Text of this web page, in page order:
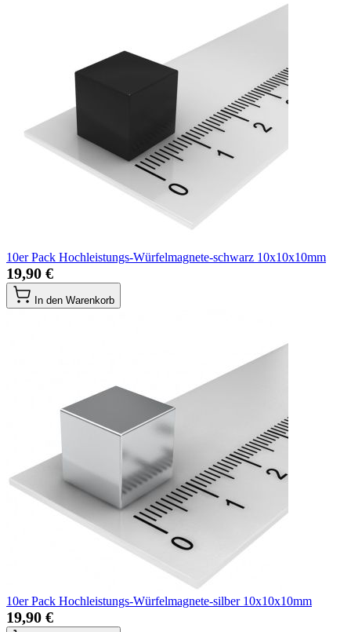
10er Pack Hochleistungs-Würfelmagnete-schwarz 10x10x10mm
19,90 €
In den Warenkorb
10er Pack Hochleistungs-Würfelmagnete-silber 10x10x10mm
19,90 €